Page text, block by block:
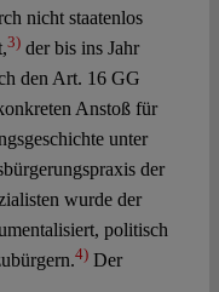
nicht staatenlos
3)der bis ins Jahr
den Art. 16 GG
Anstoß für
unter
der
wurde der
politisch
4)Der